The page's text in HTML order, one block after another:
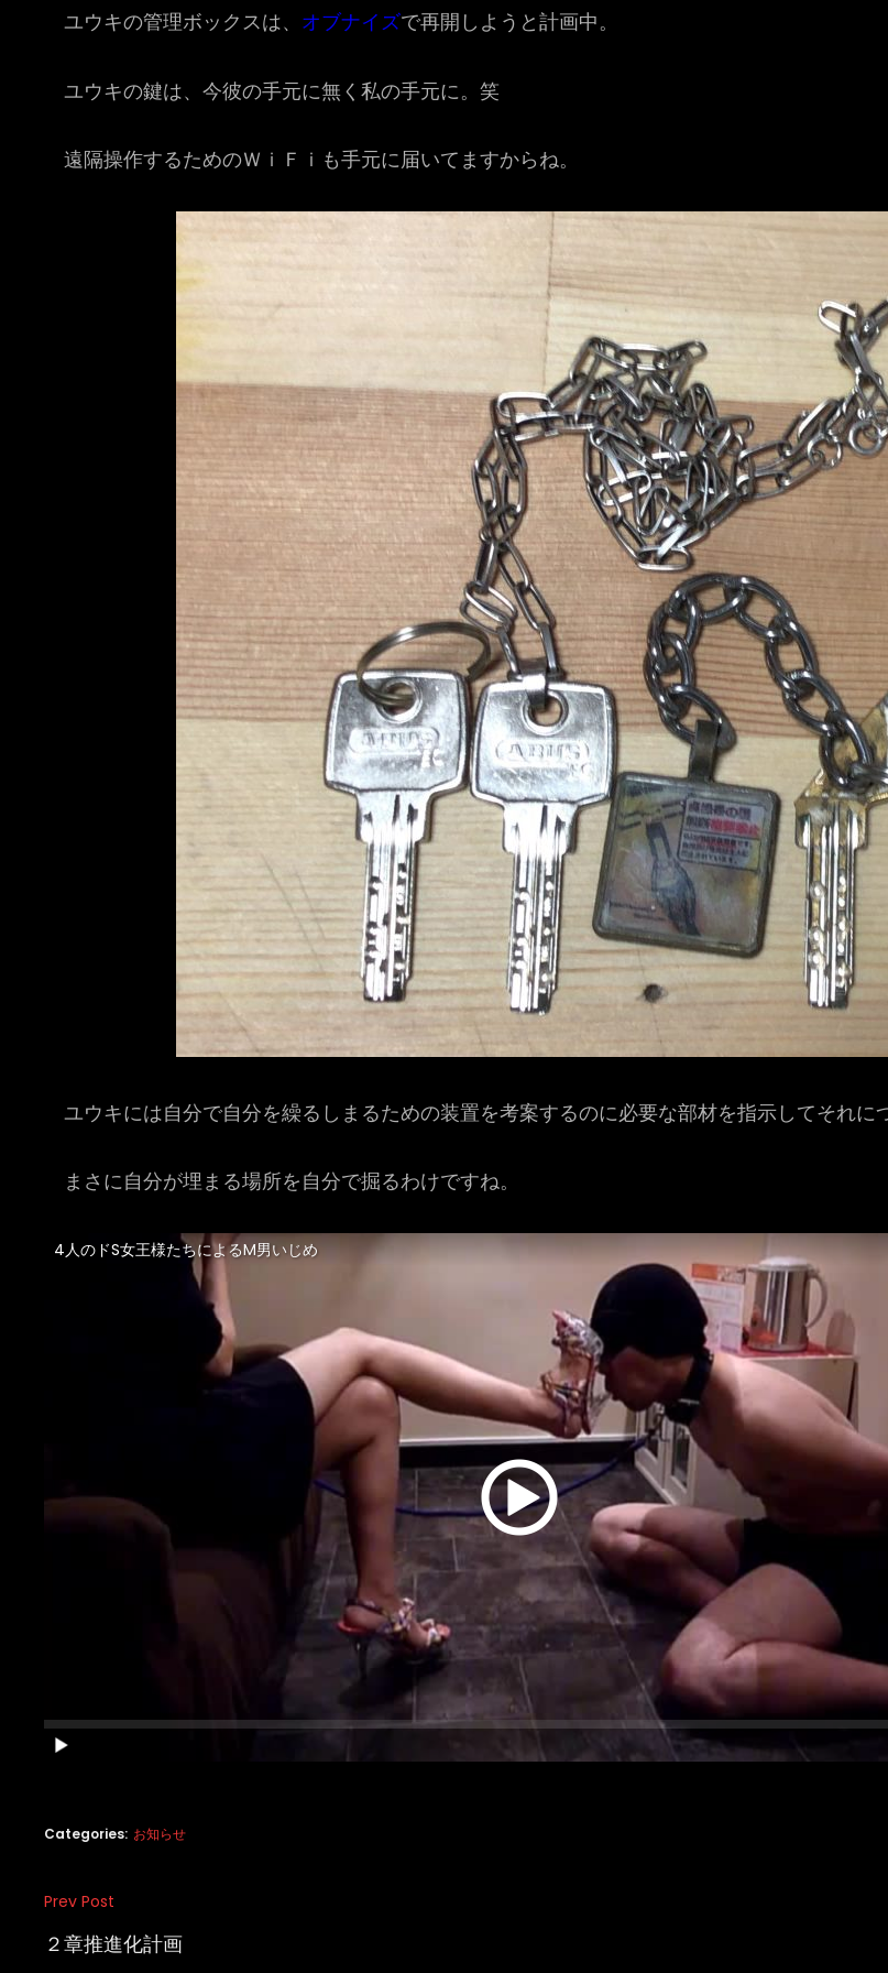
ユウキの管理ボックスは、 オブナイズで再開しようと計画中。
ユウキの鍵は、今彼の手元に無く私の手元に。笑
遠隔操作するためのＷｉＦｉも手元に届いてますからね。
ユウキには自分で自分を繰るしまるための装置を考案するのに必要な部材を指示してそれに
まさに自分が埋まる場所を自分で掘るわけですね。
Categories: お知らせ
投
稿
Previous
Post
Prev Post
２章推進化計画